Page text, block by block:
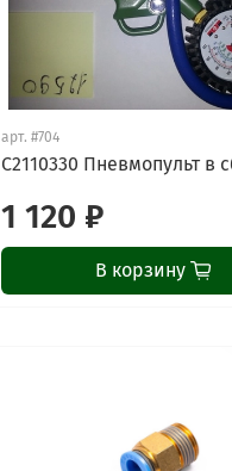
арт.#704
C2110330 Пневмопульт в
1 120 ₽
В корзину